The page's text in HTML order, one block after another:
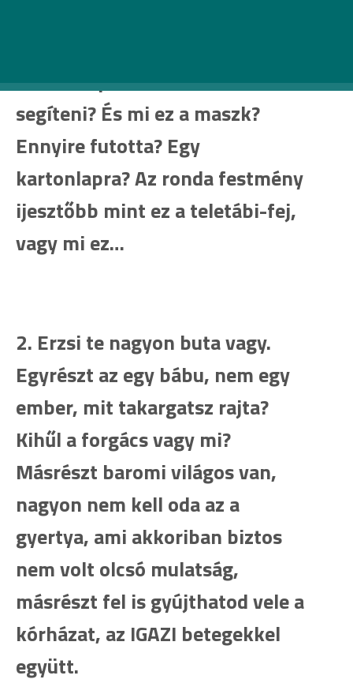
fotóz, az például nem akar
segíteni? És mi ez a maszk?
Ennyire futotta? Egy
kartonlapra? Az ronda festmény
ijesztőbb mint ez a teletábi-fej,
vagy mi ez…
2. Erzsi te nagyon buta vagy.
Egyrészt az egy bábu, nem egy
ember, mit takargatsz rajta?
Kihűl a forgács vagy mi?
Másrészt baromi világos van,
nagyon nem kell oda az a
gyertya, ami akkoriban biztos
nem volt olcsó mulatság,
másrészt fel is gyújthatod vele a
kórházat, az IGAZI betegekkel
együtt.